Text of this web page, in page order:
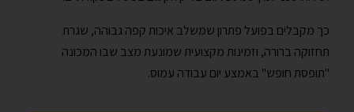
כך מקבלים בפועל פתרון שמשלב איכות קפה גבוהה, שגרת
תחזוקה ברורה, וזמינות מקצועית שמונעת מצב שבו המכונה
"תופסת חופש" באמצע יום עבודה עמוס.